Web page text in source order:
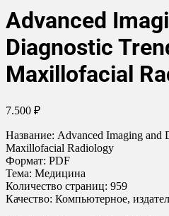
Advanced
Diagnostic
Maxillofacial
7.500 ₽
Название: Advanced Imaging and
Maxillofacial Radiology
Формат: PDF
Тема: Медицина
Количество страниц: 959
Качество: Компьютерное,